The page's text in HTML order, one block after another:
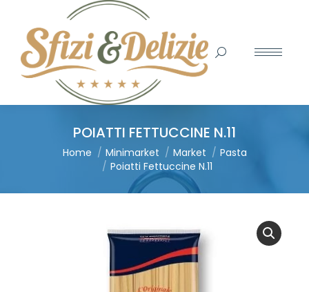
Search:
POIATTI FETTUCCINE N.11
You are here:
Home Minimarket Market
Pasta
Poiatti Fettuccine N.11